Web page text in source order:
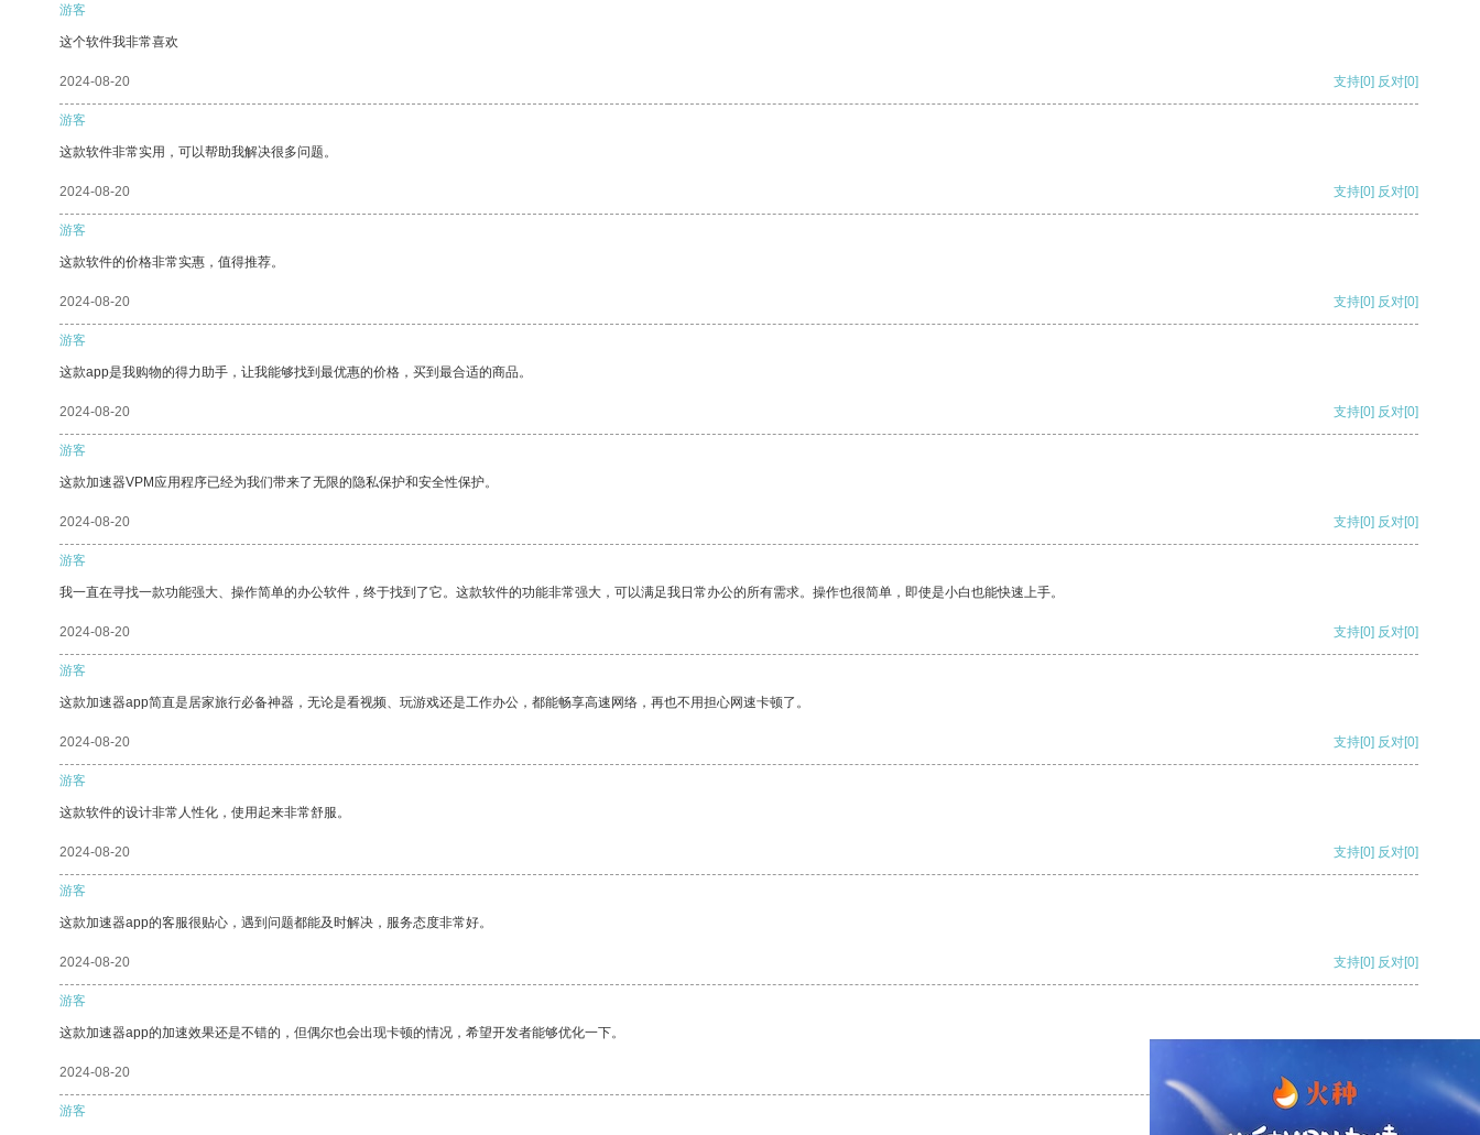
游客
这个软件我非常喜欢
2024-08-20 支持[0] 反对[0]
游客
这款软件非常实用，可以帮助我解决很多问题。
2024-08-20 支持[0] 反对[0]
游客
这款软件的价格非常实惠，值得推荐。
2024-08-20 支持[0] 反对[0]
游客
这款app是我购物的得力助手，让我能够找到最优惠的价格，买到最合适的商品。
2024-08-20 支持[0] 反对[0]
游客
这款加速器VPM应用程序已经为我们带来了无限的隐私保护和安全性保护。
2024-08-20 支持[0] 反对[0]
游客
我一直在寻找一款功能强大、操作简单的办公软件，终于找到了它。这款软件的功能非常强大，可以满足我日常办公的所有需求。操作也很简单，即使是小白也能快速上手。
2024-08-20 支持[0] 反对[0]
游客
这款加速器app简直是居家旅行必备神器，无论是看视频、玩游戏还是工作办公，都能畅享高速网络，再也不用担心网速卡顿了。
2024-08-20 支持[0] 反对[0]
游客
这款软件的设计非常人性化，使用起来非常舒服。
2024-08-20 支持[0] 反对[0]
游客
这款加速器app的客服很贴心，遇到问题都能及时解决，服务态度非常好。
2024-08-20 支持[0] 反对[0]
游客
这款加速器app的加速效果还是不错的，但偶尔也会出现卡顿的情况，希望开发者能够优化一下。
2024-08-20
游客